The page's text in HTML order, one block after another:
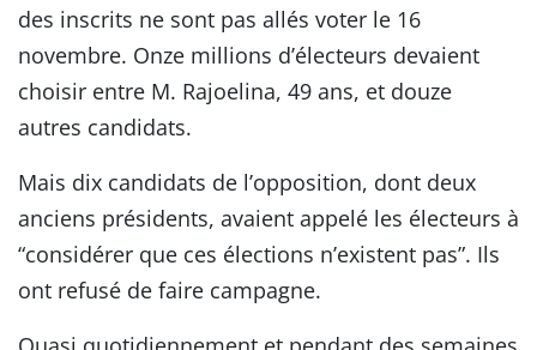
des inscrits ne sont pas allés voter le 16
novembre. Onze millions d’électeurs devaient
choisir entre M. Rajoelina, 49 ans, et douze
autres candidats.
Mais dix candidats de l’opposition, dont deux
anciens présidents, avaient appelé les électeurs à
“considérer que ces élections n’existent pas”. Ils
ont refusé de faire campagne.